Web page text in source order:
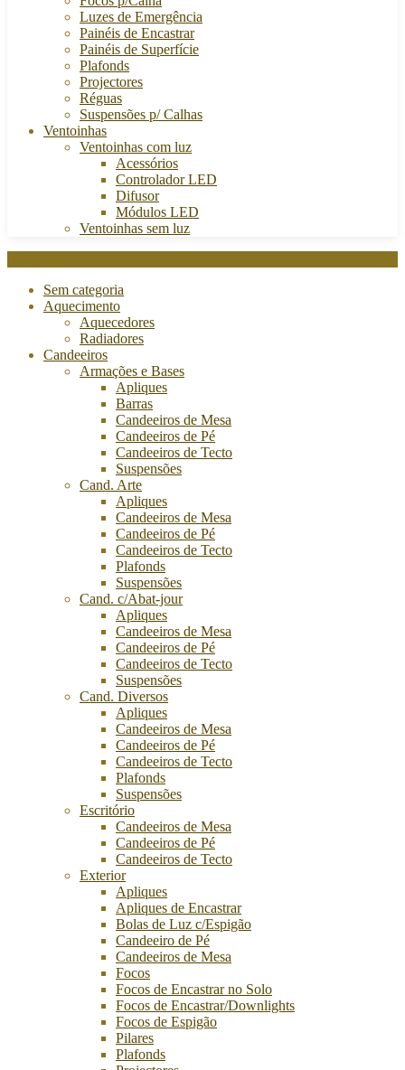
Luzes de Emergência
Painéis de Encastrar
Painéis de Superfície
Plafonds
Projectores
Réguas
Suspensões p/ Calhas
Ventoinhas
Ventoinhas com luz
Acessórios
Controlador LED
Difusor
Módulos LED
Ventoinhas sem luz
Sem categoria
Aquecimento
Aquecedores
Radiadores
Candeeiros
Armações e Bases
Apliques
Barras
Candeeiros de Mesa
Candeeiros de Pé
Candeeiros de Tecto
Suspensões
Cand. Arte
Apliques
Candeeiros de Mesa
Candeeiros de Pé
Candeeiros de Tecto
Plafonds
Suspensões
Cand. c/Abat-jour
Apliques
Candeeiros de Mesa
Candeeiros de Pé
Candeeiros de Tecto
Suspensões
Cand. Diversos
Apliques
Candeeiros de Mesa
Candeeiros de Pé
Candeeiros de Tecto
Plafonds
Suspensões
Escritório
Candeeiros de Mesa
Candeeiros de Pé
Candeeiros de Tecto
Exterior
Apliques
Apliques de Encastrar
Bolas de Luz c/Espigão
Candeeiro de Pé
Candeeiros de Mesa
Focos
Focos de Encastrar no Solo
Focos de Encastrar/Downlights
Focos de Espigão
Pilares
Plafonds